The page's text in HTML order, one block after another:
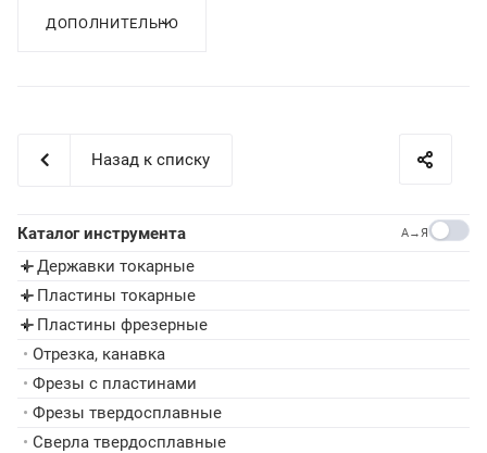
ДОПОЛНИТЕЛЬНО
Назад к списку
Каталог инструмента A→Я
▸ Державки токарные
▸ Пластины токарные
▸ Пластины фрезерные
• Отрезка, канавка
• Фрезы с пластинами
• Фрезы твердосплавные
• Сверла твердосплавные